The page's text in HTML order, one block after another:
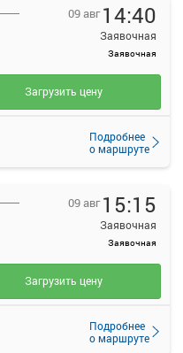
09 авг 14:40
Заявочная
Заявочная
Подробнее
о маршруте
Загрузить цену
09 авг 15:15
Заявочная
Заявочная
Подробнее
о маршруте
Загрузить цену